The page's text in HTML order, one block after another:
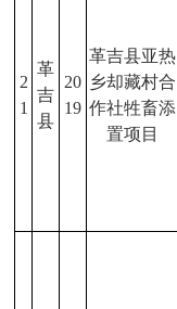
2
1
革
吉
县
20
19
革吉县亚热
乡却藏村合
作社牲畜添
置项目